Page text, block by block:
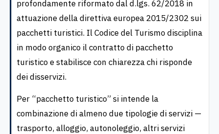
profondamente riformato dal d.lgs. 62/2018 in
attuazione della direttiva europea 2015/2302 sui
pacchetti turistici. Il Codice del Turismo disciplina
in modo organico il contratto di pacchetto
turistico e stabilisce con chiarezza chi risponde
dei disservizi.
Per “pacchetto turistico” si intende la
combinazione di almeno due tipologie di servizi —
trasporto, alloggio, autonoleggio, altri servizi